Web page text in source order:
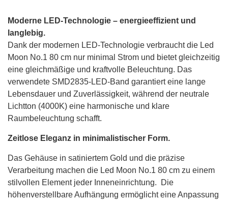
Moderne LED-Technologie – energieeffizient und
langlebig.
Dank der modernen LED-Technologie verbraucht die Led
Moon No.1 80 cm nur minimal Strom und bietet gleichzeitig
eine gleichmäßige und kraftvolle Beleuchtung. Das
verwendete SMD2835-LED-Band garantiert eine lange
Lebensdauer und Zuverlässigkeit, während der neutrale
Lichtton (4000K) eine harmonische und klare
Raumbeleuchtung schafft.
Zeitlose Eleganz in minimalistischer Form.
Das Gehäuse in satiniertem Gold und die präzise
Verarbeitung machen die Led Moon No.1 80 cm zu einem
stilvollen Element jeder Inneneinrichtung. Die
höhenverstellbare Aufhängung ermöglicht eine Anpassung